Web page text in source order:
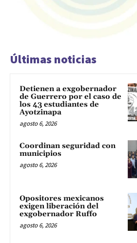
Últimas noticias
Detienen a exgobernador
de Guerrero por el caso de
los 43 estudiantes de
Ayotzinapa
agosto 6, 2026
Coordinan seguridad con
municipios
agosto 6, 2026
Opositores mexicanos
exigen liberación del
exgobernador Ruffo
agosto 6, 2026